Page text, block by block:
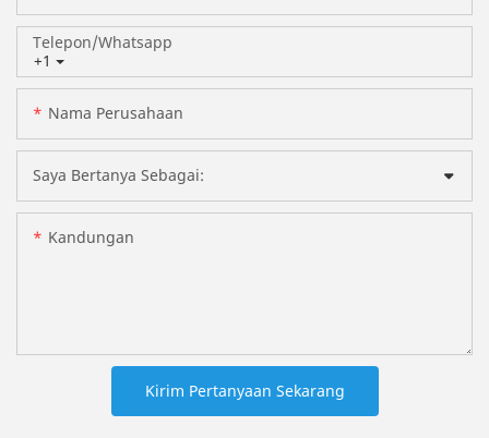
+1
Telepon/whatsapp
Nama Perusahaan
Saya Bertanya Sebagai:
Kandungan
Kirim Pertanyaan Sekarang